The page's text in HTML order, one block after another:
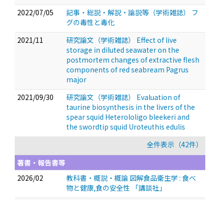
2022/07/05
記事・総説・解説・論説等（学術雑誌） フ
グの毒性と毒化
2021/11
研究論文（学術雑誌） Effect of live
storage in diluted seawater on the
postmortem changes of extractive flesh
components of red seabream Pagrus
major
2021/09/30
研究論文（学術雑誌） Evaluation of
taurine biosynthesis in the livers of the
spear squid Heterololigo bleekeri and
the swordtip squid Uroteuthis edulis
全件表示（42件）
著書・報告書等
2026/02
教科書・概説・概論 図解食品衛生学 : 食べ
物と健康,食の安全性 「講談社」